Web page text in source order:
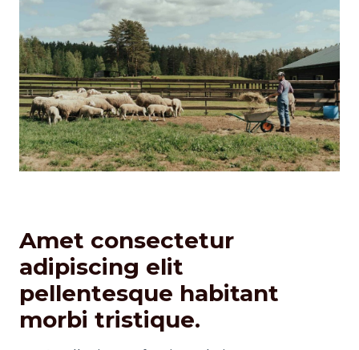
Amet consectetur
adipiscing elit
pellentesque habitant
morbi tristique.